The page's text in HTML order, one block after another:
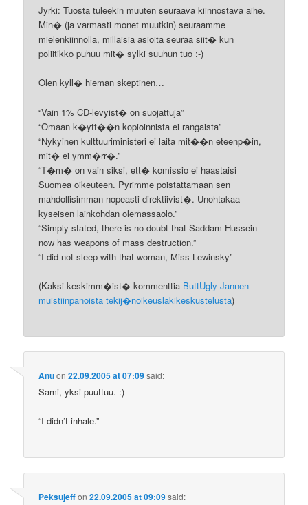
Jyrki: Tuosta tuleekin muuten seuraava kiinnostava aihe.
Min� (ja varmasti monet muutkin) seuraamme
mielenkiinnolla, millaisia asioita seuraa siit� kun
poliitikko puhuu mit� sylki suuhun tuo :-)
Olen kyll� hieman skeptinen…
“Vain 1% CD-levyist� on suojattuja”
“Omaan k�ytt��n kopioinnista ei rangaista”
“Nykyinen kulttuuriministeri ei laita mit��n eteenp�in,
mit� ei ymm�rr�.”
“T�m� on vain siksi, ett� komissio ei haastaisi
Suomea oikeuteen. Pyrimme poistattamaan sen
mahdollisimman nopeasti direktiivist�. Unohtakaa
kyseisen lainkohdan olemassaolo.”
“Simply stated, there is no doubt that Saddam Hussein
now has weapons of mass destruction.”
“I did not sleep with that woman, Miss Lewinsky”
(Kaksi keskimm�ist� kommenttia ButtUgly-Jannen
muistiinpanoista tekij�noikeuslakikeskustelusta)
Anuon22.09.2005 at 07:09said:
Sami, yksi puuttuu. :)
“I didn’t inhale.”
Peksujeffon22.09.2005 at 09:09said: